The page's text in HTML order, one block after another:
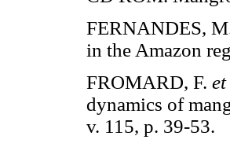
FERNANDES,
in the Amazon
FROMARD, F.
dynamics of
v. 115, p. 39-53.